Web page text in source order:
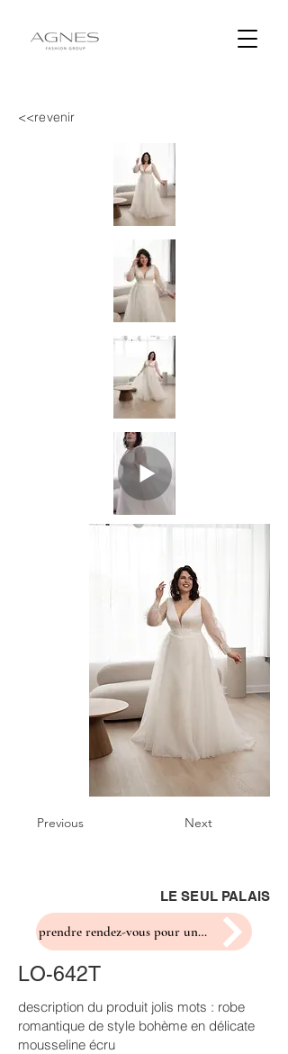
<<revenir
Previous Next
LE SEUL PALAIS
prendre rendez-vous pour un essayage
LO-642T
description du produit jolis mots : robe
romantique de style bohème en délicate
mousseline écru